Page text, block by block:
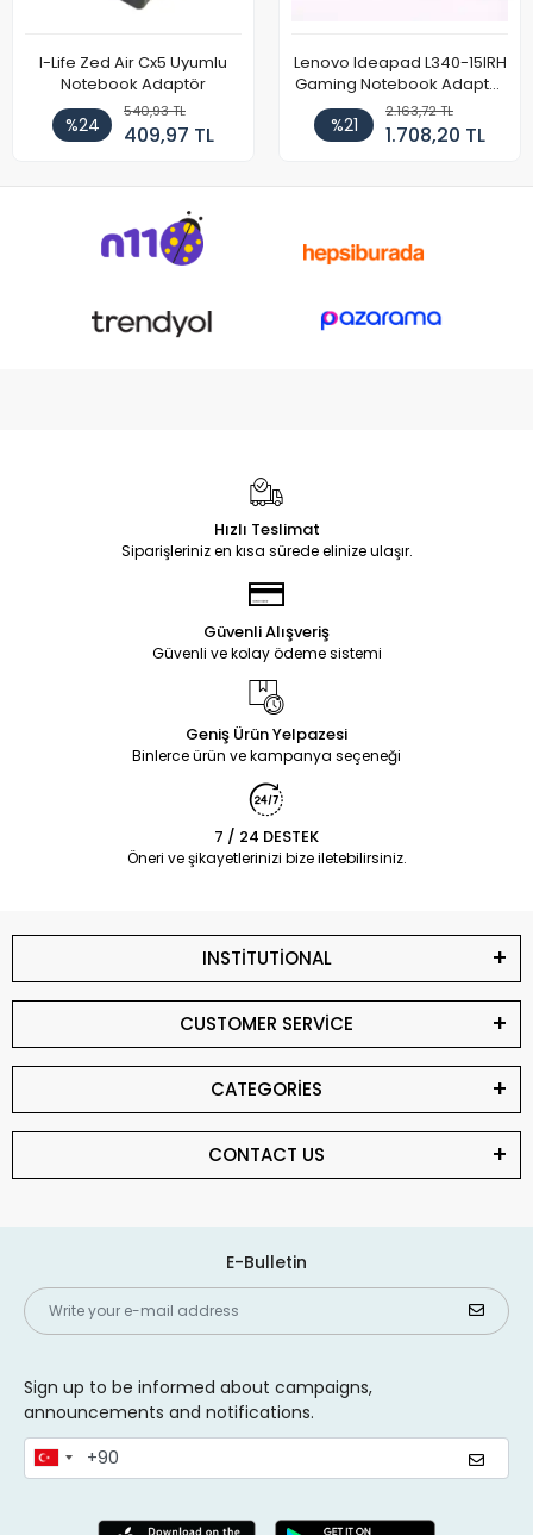
I-Life Zed Air Cx5 Uyumlu
Notebook Adaptör
%24
540,93 TL
409,97 TL
Lenovo Ideapad L340-15IRH
Gaming Notebook Adaptör
Cihazı Şarj Aleti (150W)
%21
2.163,72 TL
1.708,20 TL
Hızlı Teslimat
Siparişleriniz en kısa sürede elinize ulaşır.
Güvenli Alışveriş
Güvenli ve kolay ödeme sistemi
Geniş Ürün Yelpazesi
Binlerce ürün ve kampanya seçeneği
7 / 24 DESTEK
Öneri ve şikayetlerinizi bize iletebilirsiniz.
INSTİTUTİONAL
CUSTOMER SERVİCE
CATEGORİES
CONTACT US
E-Bulletin
Sign up to be informed about campaigns,
announcements and notifications.